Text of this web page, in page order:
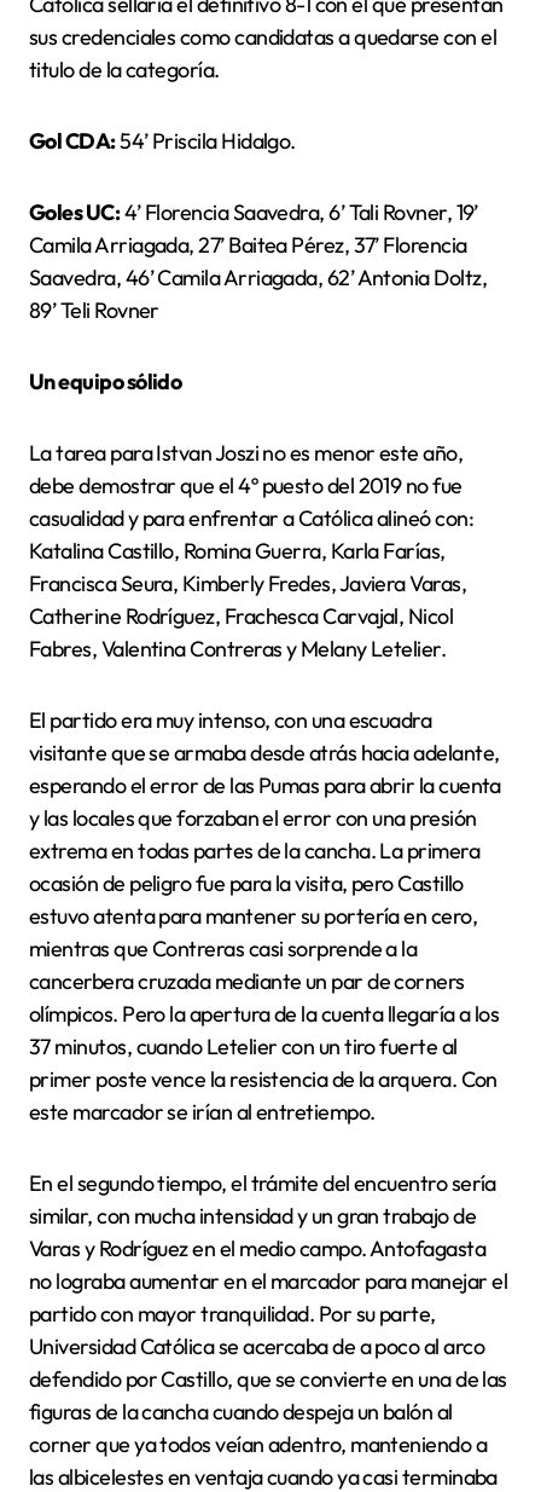
sus credenciales como candidatas a quedarse con el
titulo de la categoría.
Gol CDA:54’ Priscila Hidalgo.
Goles UC:4’ Florencia Saavedra, 6’ Tali Rovner, 19’
Camila Arriagada, 27’ Baitea Pérez, 37’ Florencia
Saavedra, 46’ Camila Arriagada, 62’ Antonia Doltz,
89’ Teli Rovner
Un equipo sólido
La tarea para Istvan Joszi no es menor este año,
debe demostrar que el 4º puesto del 2019 no fue
casualidad y para enfrentar a Católica alineó con:
Katalina Castillo, Romina Guerra, Karla Farías,
Francisca Seura, Kimberly Fredes, Javiera Varas,
Catherine Rodríguez, Frachesca Carvajal, Nicol
Fabres, Valentina Contreras y Melany Letelier.
El partido era muy intenso, con una escuadra
visitante que se armaba desde atrás hacia adelante,
esperando el error de las Pumas para abrir la cuenta
y las locales que forzaban el error con una presión
extrema en todas partes de la cancha. La primera
ocasión de peligro fue para la visita, pero Castillo
estuvo atenta para mantener su portería en cero,
mientras que Contreras casi sorprende a la
cancerbera cruzada mediante un par de corners
olímpicos. Pero la apertura de la cuenta llegaría a los
37 minutos, cuando Letelier con un tiro fuerte al
primer poste vence la resistencia de la arquera. Con
este marcador se irían al entretiempo.
En el segundo tiempo, el trámite del encuentro sería
similar, con mucha intensidad y un gran trabajo de
Varas y Rodríguez en el medio campo. Antofagasta
no lograba aumentar en el marcador para manejar el
partido con mayor tranquilidad. Por su parte,
Universidad Católica se acercaba de a poco al arco
defendido por Castillo, que se convierte en una de las
figuras de la cancha cuando despeja un balón al
corner que ya todos veían adentro, manteniendo a
las albicelestes en ventaja cuando ya casi terminaba